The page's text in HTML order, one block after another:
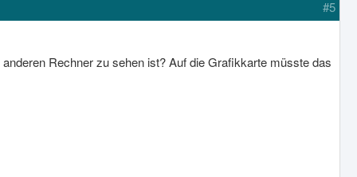
#5
Rechner zu sehen ist? Auf die Grafikkarte müsste das